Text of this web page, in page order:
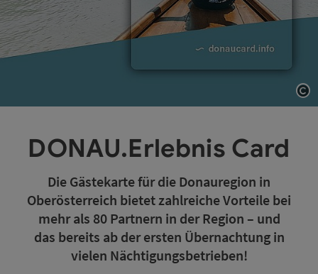
DONAU.Erlebnis Card
Die Gästekarte für die Donauregion in
Oberösterreich bietet zahlreiche Vorteile bei
mehr als 80 Partnern in der Region – und
das bereits ab der ersten Übernachtung in
vielen Nächtigungsbetrieben!